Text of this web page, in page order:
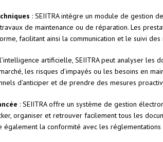
: SEIITRA intègre un module de gestion
de maintenance ou de réparation. Les
facilitant ainsi la communication et le suivi des
artificielle, SEIITRA peut analyser les
les risques d’impayés ou les besoins en
d’anticiper et de prendre des mesures
: SEIITRA offre un système de gestion
organiser et retrouver facilement tous les
également la conformité avec les